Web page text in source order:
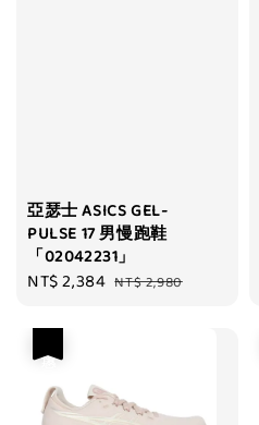
亞瑟士 ASICS GEL-
PULSE 17 男慢跑鞋
「02042231」
Sale
NT$ 2,384 Regular
NT$ 2,980